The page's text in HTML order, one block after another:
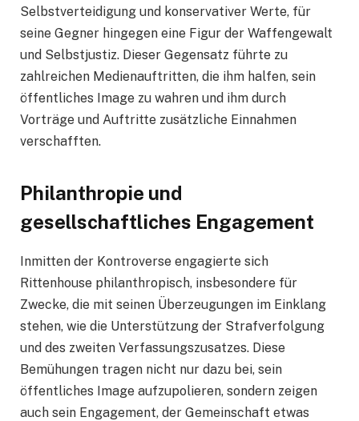
Selbstverteidigung und konservativer Werte, für
seine Gegner hingegen eine Figur der Waffengewalt
und Selbstjustiz. Dieser Gegensatz führte zu
zahlreichen Medienauftritten, die ihm halfen, sein
öffentliches Image zu wahren und ihm durch
Vorträge und Auftritte zusätzliche Einnahmen
verschafften.
Philanthropie und
gesellschaftliches Engagement
Inmitten der Kontroverse engagierte sich
Rittenhouse philanthropisch, insbesondere für
Zwecke, die mit seinen Überzeugungen im Einklang
stehen, wie die Unterstützung der Strafverfolgung
und des zweiten Verfassungszusatzes. Diese
Bemühungen tragen nicht nur dazu bei, sein
öffentliches Image aufzupolieren, sondern zeigen
auch sein Engagement, der Gemeinschaft etwas